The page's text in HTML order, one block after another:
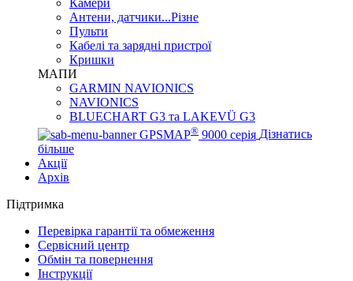
Камери
Антени, датчики...Різне
Пульти
Кабелі та зарядні пристрої
Кришки
МАПИ
GARMIN NAVIONICS
NAVIONICS
BLUECHART G3 та LAKEVÜ G3
GPSMAP® 9000 серія Дізнатись
більше
Акції
Архів
Підтримка
Перевірка гарантії та обмеження
Сервісний центр
Обмін та повернення
Інструкції